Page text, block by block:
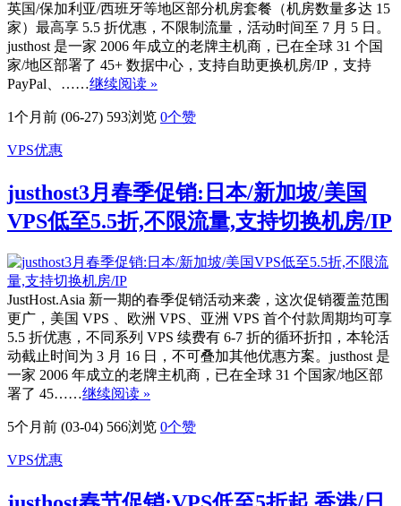
英国/保加利亚/西班牙等地区部分机房套餐（机房数量多达 15
家）最高享 5.5 折优惠，不限制流量，活动时间至 7 月 5 日。
justhost 是一家 2006 年成立的老牌主机商，已在全球 31 个国
家/地区部署了 45+ 数据中心，支持自助更换机房/IP，支持
PayPal、……继续阅读 »
1个月前 (06-27) 593浏览 0个赞
VPS优惠
justhost3月春季促销:日本/新加坡/美国
VPS低至5.5折,不限流量,支持切换机房/IP
JustHost.Asia 新一期的春季促销活动来袭，这次促销覆盖范围
更广，美国 VPS 、欧洲 VPS、亚洲 VPS 首个付款周期均可享
5.5 折优惠，不同系列 VPS 续费有 6-7 折的循环折扣，本轮活
动截止时间为 3 月 16 日，不可叠加其他优惠方案。justhost 是
一家 2006 年成立的老牌主机商，已在全球 31 个国家/地区部
署了 45……继续阅读 »
5个月前 (03-04) 566浏览 0个赞
VPS优惠